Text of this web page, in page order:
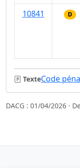
10841
D
TexteCode
DACG : 01/04/2026 ·